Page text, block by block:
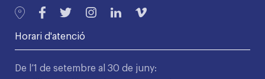
Horari d'atenció
De l’1 de setembre al 30 de juny: